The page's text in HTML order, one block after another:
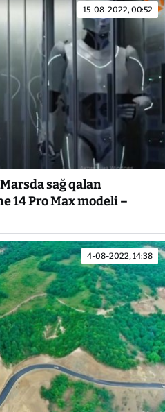
15-08-2022, 00:52
sağ qalan
14 Pro Max modeli –
4-08-2022, 14:38